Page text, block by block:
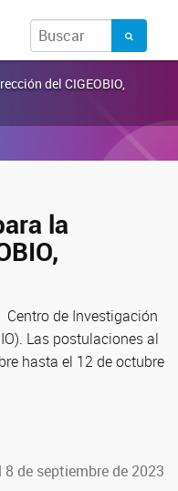
del CIGEOBIO,
la
de Investigación
Las postulaciones al
hasta el 12 de octubre
de septiembre de 2023